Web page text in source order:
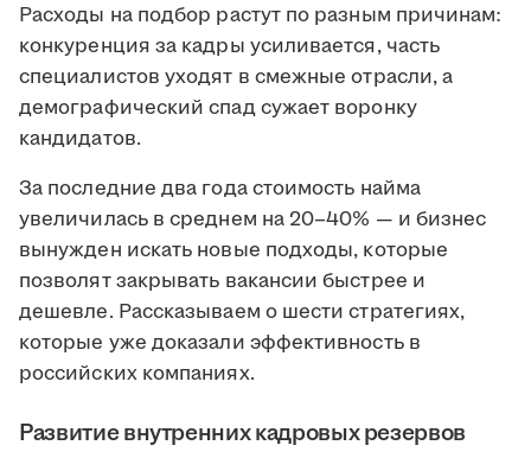
Расходы на подбор растут по разным причинам:
конкуренция за кадры усиливается, часть
специалистов уходят в смежные отрасли, а
демографический спад сужает воронку
кандидатов.
За последние два года стоимость найма
увеличилась в среднем на 20–40% — и бизнес
вынужден искать новые подходы, которые
позволят закрывать вакансии быстрее и
дешевле. Рассказываем о шести стратегиях,
которые уже доказали эффективность в
российских компаниях.
Развитие внутренних кадровых резервов